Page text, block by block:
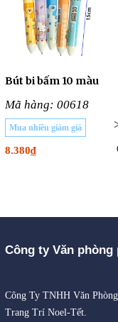
Bút bi bấm 10 màu
Mã hàng: 00618
Mua nhiều giảm giá
8.380₫
Công ty Văn phòng
Công Ty TNHH Văn
Trang Trí Noel-Tết.